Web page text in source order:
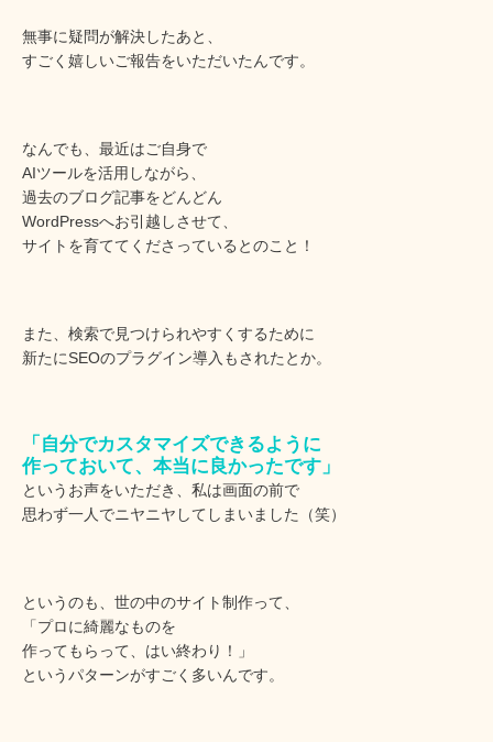
無事に疑問が解決したあと、
すごく嬉しいご報告をいただいたんです。
なんでも、最近はご自身で
AIツールを活用しながら、
過去のブログ記事をどんどん
WordPressへお引越しさせて、
サイトを育ててくださっているとのこと！
また、検索で見つけられやすくするために
新たにSEOのプラグイン導入もされたとか。
「自分でカスタマイズできるように
作っておいて、本当に良かったです」
というお声をいただき、私は画面の前で
思わず一人でニヤニヤしてしまいました（笑）
というのも、世の中のサイト制作って、
「プロに綺麗なものを
作ってもらって、はい終わり！」
というパターンがすごく多いんです。